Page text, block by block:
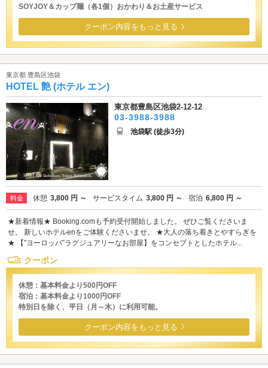
SOYJOY＆カップ麺（各1個）おかわり＆お土産サービス
クーポン内容をもっと見る
東京都 豊島区池袋
HOTEL 艶 (ホテル エン)
東京都豊島区池袋2-12-12
03-3988-3988
池袋駅 (徒歩3分)
料金 休憩 3,800 円 ～ サービスタイム 3,800 円 ～ 宿泊 6,800 円 ～
★新着情報★ Booking.comも予約受付開始しました。 ぜひご覧くださいま
せ。 新しいホテルenをご体験くださいませ。 ★大人の落ち着きとやすらぎを
★ 【”ヨーロッパ”ラグジュアリーなお部屋】をコンセプトとしたホテル...
クーポン
休憩：基本料金より500円OFF
宿泊：基本料金より1000円OFF
特別日を除く、平日（月～木）に利用可能。
クーポン内容をもっと見る